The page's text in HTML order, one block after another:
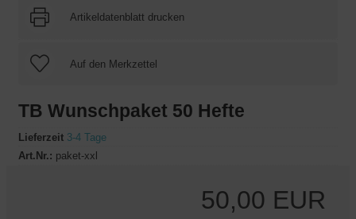
Artikeldatenblatt drucken
TB Wunschpaket 50 Hefte
Lieferzeit 3-4 Tage
Art.Nr.: paket-xxl
50,00 EUR